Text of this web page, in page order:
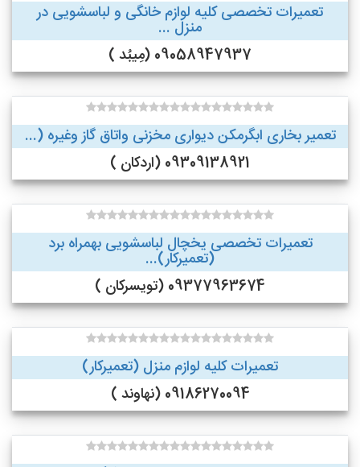
تعمیرات تخصصی کلیه لوازم خانگی و لباسشویی در
منزل ...
09058947937 (مِیبُد )
تعمیر بخاری ابگرمکن دیواری مخزنی واتاق گاز وغیره (...
09309138921 (اردکان )
تعمیرات تخصصی یخچال لباسشویی بهمراه برد
(تعمیرکار)...
09377963674 (تویسرکان )
تعمیرات کلیه لوازم منزل (تعمیرکار)
09186270094 (نهاوند )